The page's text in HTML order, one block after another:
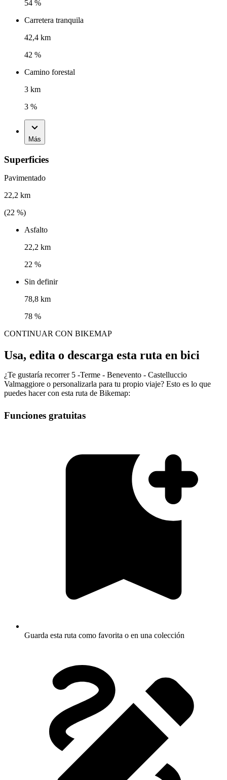
54 %
Carretera tranquila
42,4 km
42 %
Camino forestal
3 km
3 %
Más
Superficies
Pavimentado
22,2 km
(22 %)
Asfalto
22,2 km
22 %
Sin definir
78,8 km
78 %
CONTINUAR CON BIKEMAP
Usa, edita o descarga esta ruta en bici
¿Te gustaría recorrer 5 -Terme - Benevento - Castelluccio
Valmaggiore o personalizarla para tu propio viaje? Esto es lo que
puedes hacer con esta ruta de Bikemap:
Funciones gratuitas
Guarda esta ruta como favorita o en una colección